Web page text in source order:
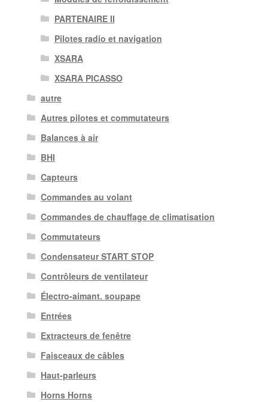
PARTENAIRE II
Pilotes radio et navigation
XSARA
XSARA PICASSO
autre
Autres pilotes et commutateurs
Balances à air
BHI
Capteurs
Commandes au volant
Commandes de chauffage de climatisation
Commutateurs
Condensateur START STOP
Contrôleurs de ventilateur
Électro-aimant. soupape
Entrées
Extracteurs de fenêtre
Faisceaux de câbles
Haut-parleurs
Horns Horns